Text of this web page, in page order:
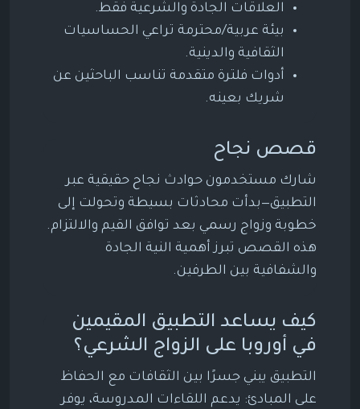
العلاقات الجادة والشرعية فقط.
بيئة عربية/محترمة تراعي الحساسيات
الثقافية والدينية.
أدوات فلترة متقدمة تناسب الباحثين عن
شريك بعينه.
قصص نجاح
شارك مستخدمون حوادث نجاح حقيقية عبر
التطبيق—بدأت محادثات بسيطة وتحولت إلى
خطوبة وزواج رسمي بعد توافق القيم والالتزام.
هذه القصص تبرز أهمية النية الجادة
والشفافية بين الطرفين.
كيف يساعد التطبيق المقيمين
في أوروبا على الزواج الشرعي؟
التطبيق يبني جسرًا بين الثقافات مع الحفاظ
على المبادئ: يدعم اللقاءات المدروسة، يوفر